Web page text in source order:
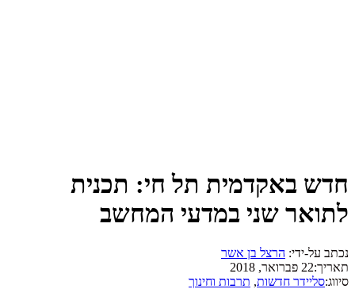
חדש באקדמית תל חי: תכנית
לתואר שני במדעי המחשב
נכתב על-ידי: הרצל בן אשר
תאריך:22 פברואר, 2018
סיווג:סליידר חדשות, תרבות וחינוך